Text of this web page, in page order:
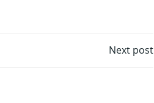
Next post